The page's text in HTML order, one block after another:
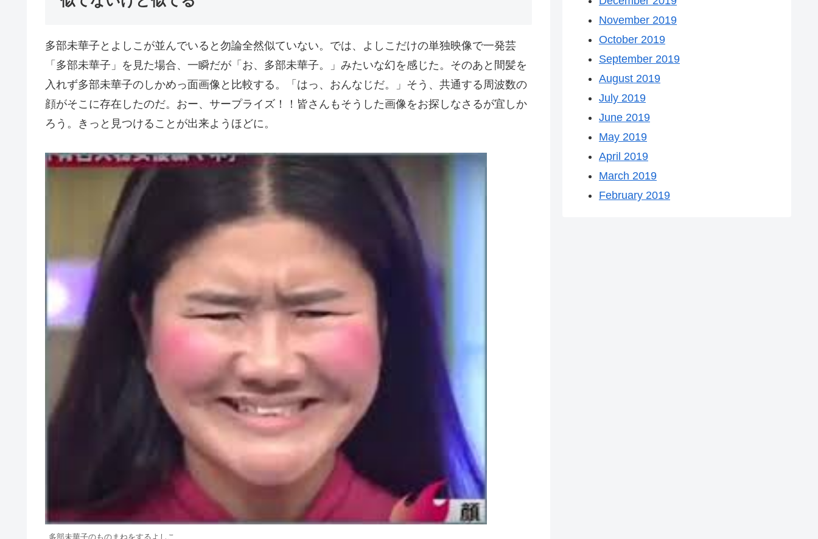
多部未華子とよしこが並んでいると勿論全然似ていない。では、よしこだけの単独映像で一発芸
「多部未華子」を見た場合、一瞬だが「お、多部未華子。」みたいな幻を感じた。そのあと間髪を
入れず多部未華子のしかめっ面画像と比較する。「はっ、おんなじだ。」そう、共通する周波数の
顔がそこに存在したのだ。おー、サープライズ！！皆さんもそうした画像をお探しなさるが宜しか
ろう。きっと見つけることが出来ようほどに。
多部未華子のものまねをするよしこ
November 2019
October 2019
September 2019
August 2019
July 2019
June 2019
May 2019
April 2019
March 2019
February 2019